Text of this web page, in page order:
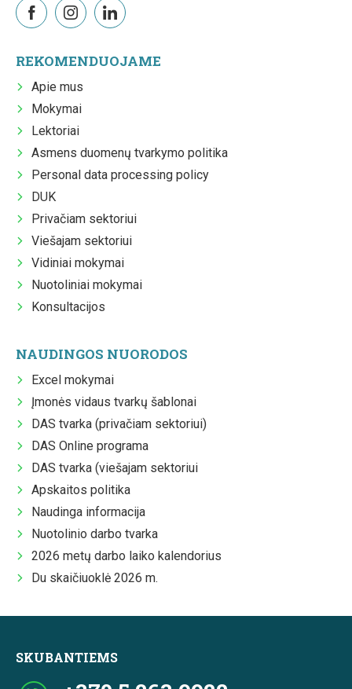
REKOMENDUOJAME
Apie mus
Mokymai
Lektoriai
Asmens duomenų tvarkymo politika
Personal data processing policy
DUK
Privačiam sektoriui
Viešajam sektoriui
Vidiniai mokymai
Nuotoliniai mokymai
Konsultacijos
NAUDINGOS NUORODOS
Excel mokymai
Įmonės vidaus tvarkų šablonai
DAS tvarka (privačiam sektoriui)
DAS Online programa
DAS tvarka (viešajam sektoriui
Apskaitos politika
Naudinga informacija
Nuotolinio darbo tvarka
2026 metų darbo laiko kalendorius
Du skaičiuoklė 2026 m.
SKUBANTIEMS